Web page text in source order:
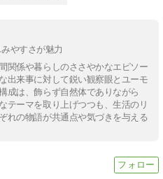
やすさが魅力
関係や暮らしのささやかなエピソー
出来事に対して鋭い観察眼とユーモ
成は、飾らず自然体でありながら
テーマを取り上げつつも、生活のリ
れの物語が共通点や気づきを与える